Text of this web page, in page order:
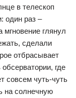
в телескоп
один раз –
глянул
сделали
отбрасывает
где
совсем чуть-чуть
на солнечную